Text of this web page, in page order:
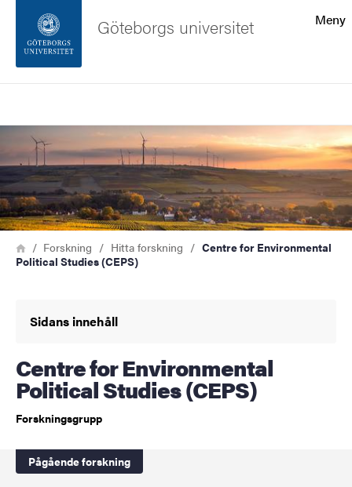
Sidfoten
Om webbplatsen
Meny
Göteborgs universitet
Bild
Länkstig
HemForskning Hitta forskning
Centre for Environmental
Political Studies (CEPS)
Sidans innehåll
Centre for Environmental
Political Studies (CEPS)
Forskningsgrupp
Pågående forskning